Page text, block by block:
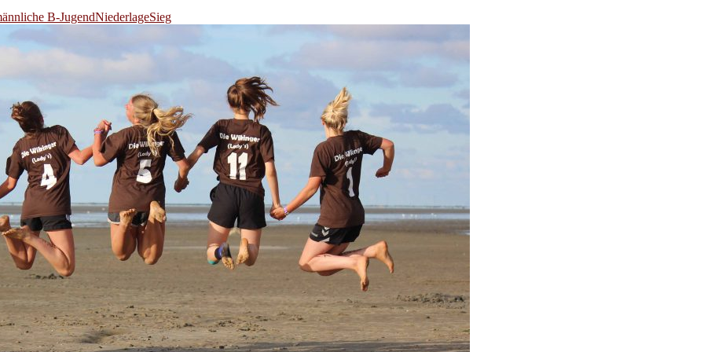
B-JugendNiederlageSieg